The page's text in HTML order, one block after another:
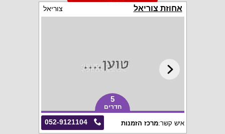
אחוזת צוריאל צוריאל
5
חדרים
052-9121104 איש קשר:מרכז הזמנות